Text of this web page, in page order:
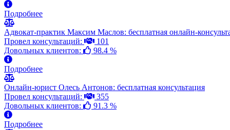
Подробнее
Адвокат-практик Максим Маслов: бесплатная онлайн-
Провел консультаций:
101
Довольных клиентов:
98.4 %
Подробнее
Онлайн-юрист Олесь Антонов: бесплатная консультация
Провел консультаций:
355
Довольных клиентов:
91.3 %
Подробнее